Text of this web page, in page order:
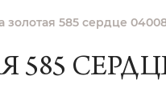
золотая 585 сердце
СЕРДЦЕ